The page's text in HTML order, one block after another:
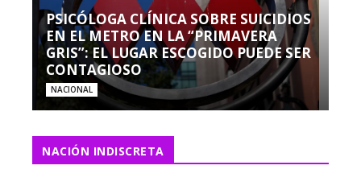
PSICÓLOGA CLÍNICA SOBRE SUICIDIOS
EN EL METRO EN LA “PRIMAVERA
GRIS”: EL LUGAR ESCOGIDO PUEDE SER
CONTAGIOSO
NACIONAL
NACIÓN INDISCRETA